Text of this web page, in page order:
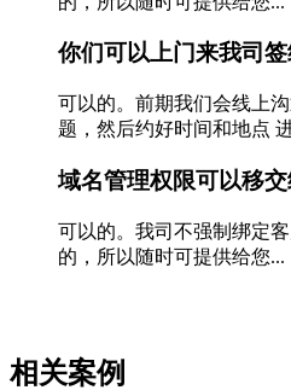
你们可以上门来我司签
可以的。前期我们会线上
题，然后约好时间和地点
域名管理权限可以移交
可以的。我司不强制绑定
的，所以随时可提供给您...
相关案例